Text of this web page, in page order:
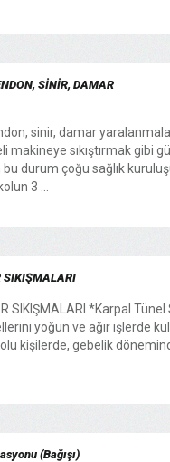
SİNİR, DAMAR
sinir, damar
makineye sıkıştırmak gibi
durum çoğu sağlık
3 ...
SIKIŞMALARI
SIKIŞMALARI *Karpal
yoğun ve ağır işlerde
kişilerde, gebelik
(Bağışı)